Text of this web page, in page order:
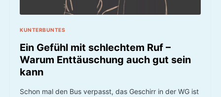
KUNTERBUNTES
Ein Gefühl mit schlechtem Ruf –
Warum Enttäuschung auch gut sein
kann
Schon mal den Bus verpasst, das Geschirr in der WG ist